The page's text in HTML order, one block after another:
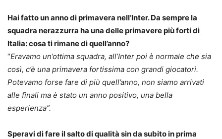
Hai fatto un anno di primavera nell’Inter. Da sempre la
squadra nerazzurra ha una delle primavere più forti di
Italia: cosa ti rimane di quell’anno?
“Eravamo un’ottima squadra, all’Inter poi è normale che sia
così, c’è una primavera fortissima con grandi giocatori.
Potevamo forse fare di più quell’anno, non siamo arrivati
alle finali ma è stato un anno positivo, una bella
esperienza”.
Speravi di fare il salto di qualità sin da subito in prima